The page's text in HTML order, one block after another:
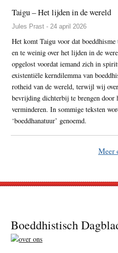
Taigu – Het lijden in de wereld
Jules Prast - 24 april 2026
Het komt Taigu voor dat boeddhisme
en te weinig over het lijden in de
opgelost voordat iemand zich in
existentiële kerndilemma van
rotheid van de wereld, terwijl wij
bevrijding dichterbij te brengen door
verminderen. In sommige teksten
‘boeddhanatuur’ genoemd.
Meer
Footer
Boeddhistisch